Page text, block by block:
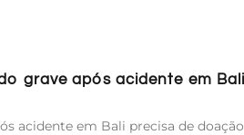
grave após acidente em
acidente em Bali precisa de